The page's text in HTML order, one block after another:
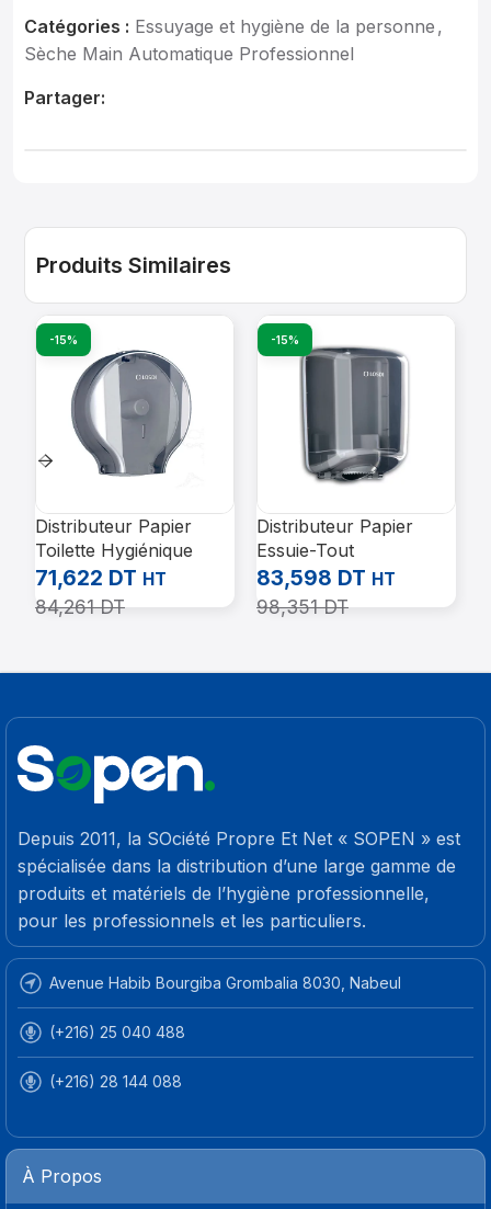
Catégories : Essuyage et hygiène de la personne ,
Sèche Main Automatique Professionnel
Partager:
Produits Similaires
-15%
Distributeur Papier
Toilette Hygiénique
Jumbo Abs fumé
LOSDI CP-0204
71,622 DT HT
84,261DT
-15%
Distributeur Papier
Essuie-Tout
Transparent Fume ABS
Losdi Cp0520
83,598 DT HT
98,351DT
Depuis 2011, la SOciété Propre Et Net « SOPEN » est
spécialisée dans la distribution d’une large gamme de
produits et matériels de l’hygiène professionnelle,
pour les professionnels et les particuliers.
Avenue Habib Bourgiba Grombalia 8030, Nabeul
(+216) 25 040 488
(+216) 28 144 088
À Propos